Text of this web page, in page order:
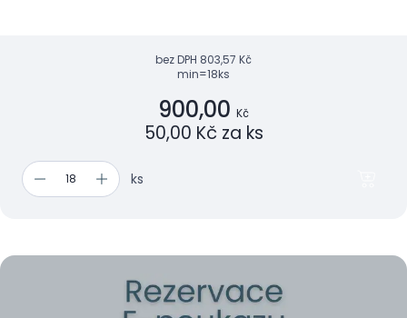
bez DPH 803,57 Kč
min=18ks
900,00 Kč
50,00 Kč za ks
ks